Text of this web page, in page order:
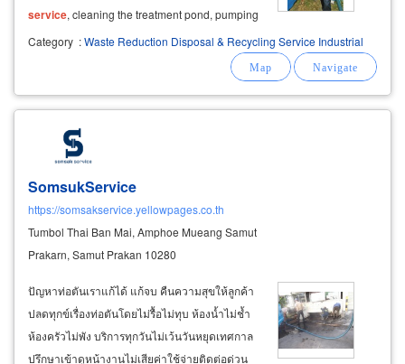
service, cleaning the treatment pond, pumping
wastewater and cleaning the factorywaste
for cleaning
Category :Waste Reduction Disposal & Recycling Service Industrial
SomsukService
https://somsakservice.yellowpages.co.th
Tumbol Thai Ban Mai, Amphoe Mueang Samut
Prakarn, Samut Prakan 10280
ปัญหาท่อตันเราแก้ได้ แก้จบ คืนความสุขให้ลูกค้า
ปลดทุกข์เรื่องท่อตันโดยไม่รื้อไม่ทุบ ห้องน้ำไม่ช้ำ
ห้องครัวไม่พัง บริการทุกวันไม่เว้นวันหยุดเทศกาล
ปรึกษาเข้าดูหน้างานไม่เสียค่าใช้จ่าย ​ ​ ติดต่อด่วน